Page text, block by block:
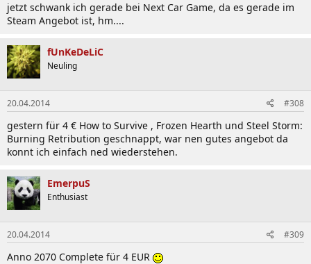
jetzt schwank ich gerade bei Next Car Game, da es gerade im
Steam Angebot ist, hm....
fUnKeDeLiC
Neuling
20.04.2014 #308
gestern für 4 € How to Survive , Frozen Hearth und Steel Storm:
Burning Retribution geschnappt, war nen gutes angebot da
konnt ich einfach ned wiederstehen.
EmerpuS
Enthusiast
20.04.2014 #309
Anno 2070 Complete für 4 EUR